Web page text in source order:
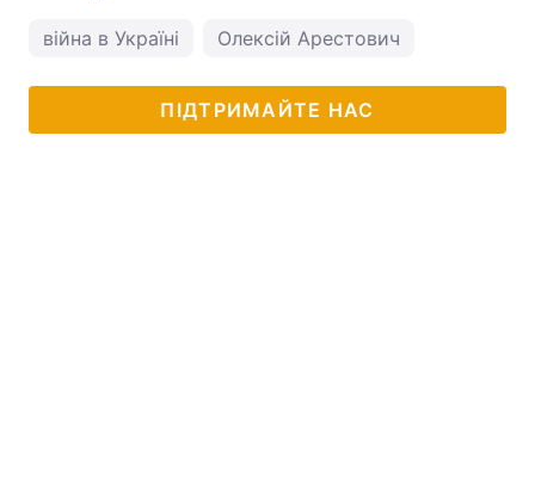
війна в Україні Олексій Арестович
ПІДТРИМАЙТЕ НАС